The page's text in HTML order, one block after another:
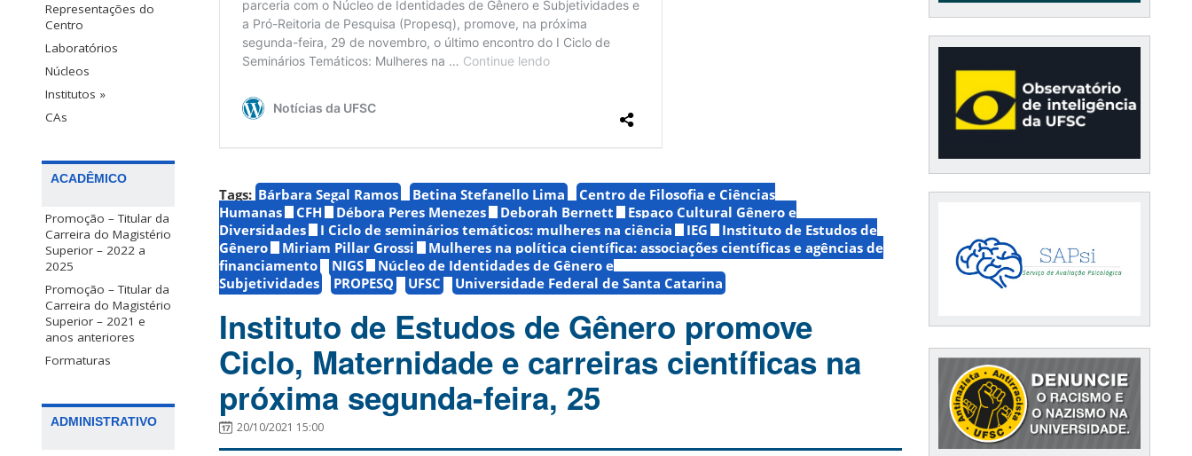
Representações do
Centro
Laboratórios
Núcleos
Institutos »
CAs
ACADÊMICO
Promoção – Titular da
Carreira do Magistério
Superior – 2022 a
2025
Promoção – Titular da
Carreira do Magistério
Superior – 2021 e
anos anteriores
Formaturas
ADMINISTRATIVO
Tags: Bárbara Segal Ramos Betina Stefanello Lima
Centro de Filosofia e Ciências
Humanas
CFH Débora Peres Menezes Deborah Bernett
Espaço Cultural Gênero e
Diversidades
I Ciclo de seminários temáticos: mulheres na ciência IEG
Instituto de Estudos de
Gênero
Miriam Pillar Grossi
Mulheres na política científica: associações científicas e agências de
financiamento
NIGS
Núcleo de Identidades de Gênero e
Subjetividades
PROPESQ UFSC Universidade Federal de Santa Catarina
Instituto de Estudos de Gênero promove
Ciclo, Maternidade e carreiras científicas na
próxima segunda-feira, 25
20/10/2021 15:00